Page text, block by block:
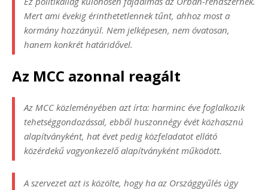
Mert ami évekig érinthetetlennek tűnt, ahhoz most a
kormány hozzányúl. Nem jelképesen, nem óvatosan,
hanem konkrét határidővel.
Az MCC azonnal reagált
Az MCC közleményében azt írta: harminc éve foglalkozik
tehetséggondozással, ebből huszonnégy évét közhasznú
alapítványként, hat évet pedig közfeladatot ellátó
közérdekű vagyonkezelő alapítványként működött.
A szervezet azt is közölte, hogy ha az Országgyűlés úgy